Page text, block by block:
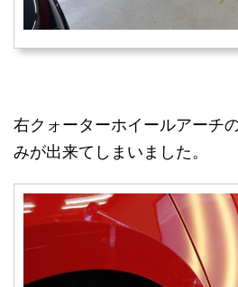
右クォーターホイールアーチ
みが出来てしまいました。